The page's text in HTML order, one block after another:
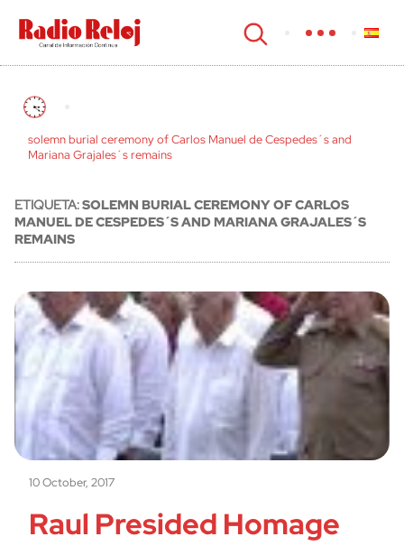
cerrar
solemn burial ceremony of Carlos Manuel de Cespedes´s and
Mariana Grajales´s remains
ETIQUETA:SOLEMN BURIAL CEREMONY OF CARLOS
MANUEL DE CESPEDES´S AND MARIANA GRAJALES´S
REMAINS
10 October, 2017
Raul Presided Homage